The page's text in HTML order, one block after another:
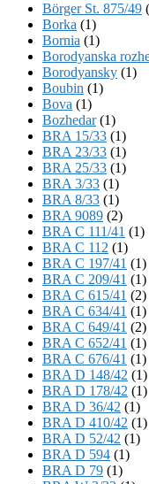
Börger St. 875/49
Borka (1)
Bornia (1)
Borodyanska
Borodyansky (1)
Boubin (1)
Bova (1)
Bozhedar(1)
BRA 15/33 (1)
BRA 23/33 (1)
BRA 25/33 (1)
BRA 3/33 (1)
BRA 8/33 (1)
BRA 9089 (2)
BRA C 111/41 (1)
BRA C 112 (1)
BRA C 197/41 (1)
BRA C 209/41 (1)
BRA C 615/41 (2)
BRA C 634/41 (1)
BRA C 649/41 (2)
BRA C 652/41 (1)
BRA C 676/41 (1)
BRA D 148/42 (1)
BRA D 178/42 (1)
BRA D 36/42 (1)
BRA D 410/42 (1)
BRA D 52/42 (1)
BRA D 594 (1)
BRA D 79 (1)